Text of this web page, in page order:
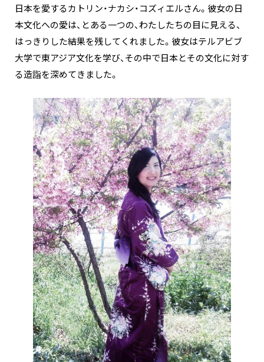
日本を愛するカトリン・ナカシ・コズィエルさん。彼女の日
本文化への愛は、とある一つの、わたしたちの目に見える、
はっきりした結果を残してくれました。彼女はテルアビブ
大学で東アジア文化を学び、その中で日本とその文化に対す
る造詣を深めてきました。